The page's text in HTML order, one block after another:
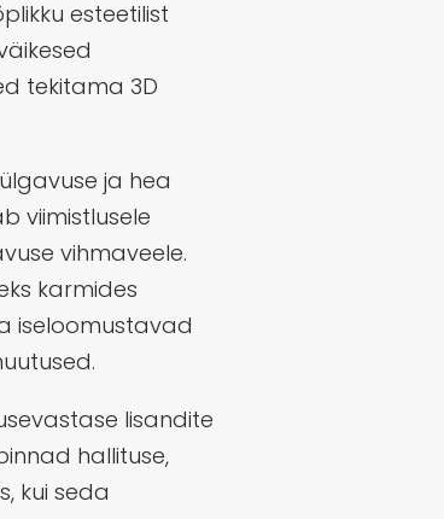
esteetilist
tekitama 3D
ja hea
viimistlusele
vihmaveele.
karmides
iseloomustavad
lisandite
hallituse,
kui seda